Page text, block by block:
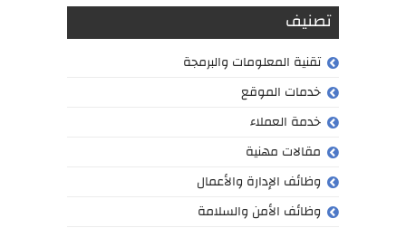
تصنيف
تقنية المعلومات والبرمجة
خدمات الموقع
خدمة العملاء
مقالات مهنية
وظائف الإدارة والأعمال
وظائف الأمن والسلامة